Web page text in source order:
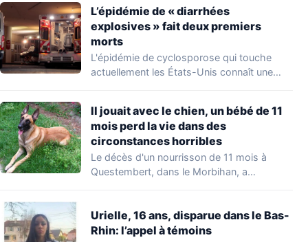
L’épidémie de « diarrhées
explosives » fait deux premiers
morts
L'épidémie de cyclosporose qui touche
actuellement les États-Unis connaît une
Il jouait avec le chien, un bébé de 11
mois perd la vie dans des
circonstances horribles
Le décès d'un nourrisson de 11 mois à
Questembert, dans le Morbihan, a
Urielle, 16 ans, disparue dans le Bas-
Rhin: l’appel à témoins